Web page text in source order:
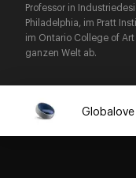
Professor in
Philadelphia, im Pratt
im Ontario College of
ganzen Welt ab.
Globalove